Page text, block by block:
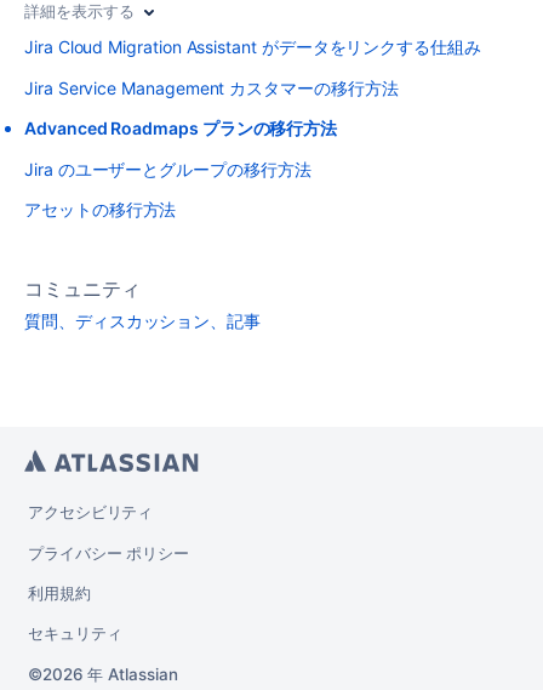
詳細を表示する
Jira Cloud Migration Assistant がデータをリンクする仕組み
Jira Service Management カスタマーの移行方法
Advanced Roadmaps プランの移行方法
Jira のユーザーとグループの移行方法
アセットの移行方法
コミュニティ
質問、ディスカッション、記事
アクセシビリティ
プライバシー ポリシー
利用規約
セキュリティ
2026 年 Atlassian